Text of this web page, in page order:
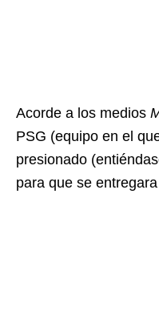
Acorde a los medios
PSG (equipo en el
presionado
para que se